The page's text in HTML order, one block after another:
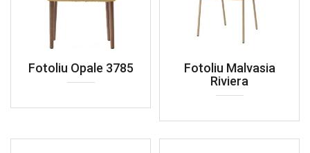
Fotoliu Opale 3785
Fotoliu Malvasia
Riviera